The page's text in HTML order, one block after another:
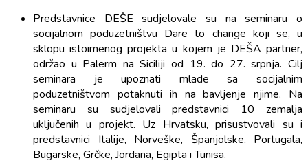
Predstavnice DEŠE sudjelovale su na seminaru o
socijalnom poduzetništvu Dare to change koji se, u
sklopu istoimenog projekta u kojem je DEŠA partner,
održao u Palerm na Siciliji od 19. do 27. srpnja. Cilj
seminara je upoznati mlade sa socijalnim
poduzetništvom potaknuti ih na bavljenje njime. Na
seminaru su sudjelovali predstavnici 10 zemalja
uključenih u projekt. Uz Hrvatsku, prisustvovali su i
predstavnici Italije, Norveške, Španjolske, Portugala,
Bugarske, Grčke, Jordana, Egipta i Tunisa.